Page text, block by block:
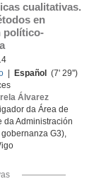
cualitativas.
en
político-
Español
(7' 29'')
Álvarez
da Área de
da Administración
G3),